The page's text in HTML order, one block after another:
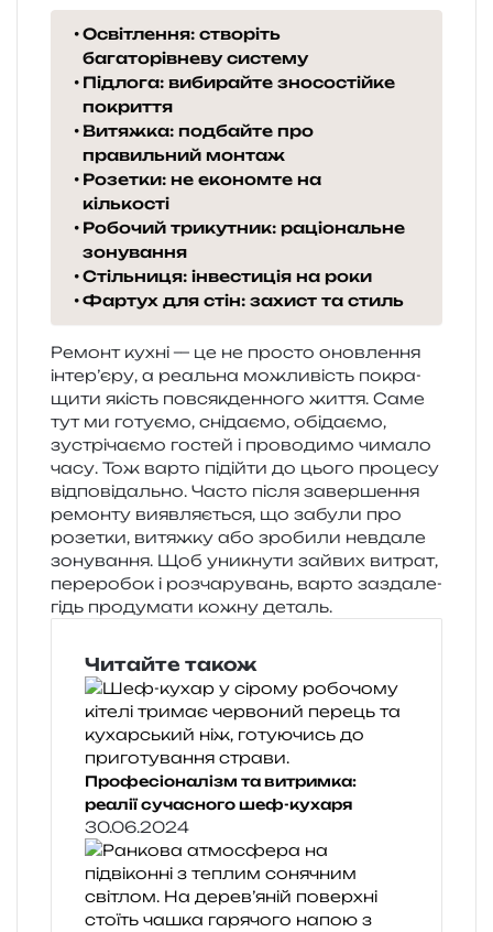
Освітлення: створіть
багаторівневу систему
Підлога: вибирайте зносостійке
покриття
Витяжка: подбайте про
правильний монтаж
Розетки: не економте на
кількості
Робочий трикутник: раціональне
зонування
Стільниця: інвестиція на роки
Фартух для стін: захист та стиль
Ремонт кухні — це не про­сто онов­ле­н­ня
інте­р’є­ру, а реаль­на можли­вість покра­
щи­ти якість пов­сяк­ден­но­го життя. Саме
тут ми готу­є­мо, сні­да­є­мо, обі­да­є­мо,
зустрі­ча­є­мо гостей і про­во­ди­мо чима­ло
часу. Тож варто піді­йти до цього про­це­су
від­по­від­аль­но. Часто після завер­ше­н­ня
ремон­ту вияв­ля­є­ться, що забу­ли про
розе­тки, витяж­ку або зро­би­ли невда­ле
зону­ва­н­ня. Щоб уни­кну­ти зай­вих витрат,
пере­ро­бок і роз­ча­ру­вань, варто зазда­ле­
гідь про­ду­ма­ти кожну деталь.
Читайте також
Професіоналізм та витримка:
реалії сучасного шеф-кухаря
30.06.2024